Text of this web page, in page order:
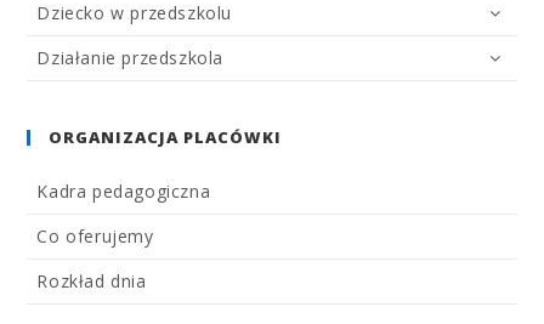
Dziecko w przedszkolu
Działanie przedszkola
ORGANIZACJA PLACÓWKI
Kadra pedagogiczna
Co oferujemy
Rozkład dnia